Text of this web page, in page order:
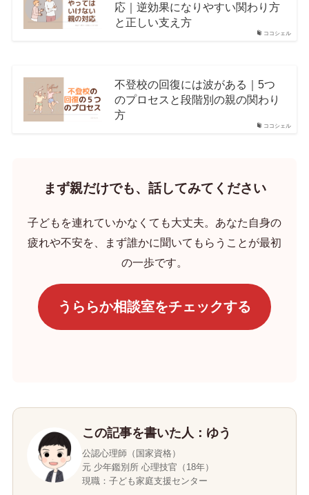
ココシェル
応｜逆効果になりやすい関わり方
と正しい支え方
ココシェル
不登校の回復には波がある｜5つ
のプロセスと段階別の親の関わり
方
まず親だけでも、話してみてください
子どもを連れていかなくても大丈夫。あなた自身の
疲れや不安を、まず誰かに聞いてもらうことが最初
の一歩です。
うららか相談室をチェックする
この記事を書いた人：ゆう
公認心理師（国家資格）
元 少年鑑別所 心理技官（18年）
現職：子ども家庭支援センター